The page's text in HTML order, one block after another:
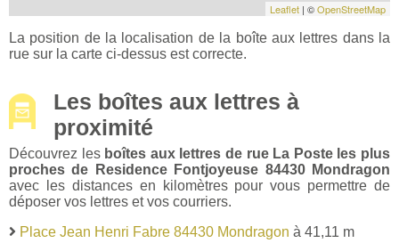
Leaflet | ©OpenStreetMap
La position de la localisation de la boîte aux lettres dans la
rue sur la carte ci-dessus est correcte.
Les boîtes aux lettres à
proximité
Découvrez les boîtes aux lettres de rue La Poste les plus
proches de Residence Fontjoyeuse 84430 Mondragon
avec les distances en kilomètres pour vous permettre de
déposer vos lettres et vos courriers.
Place Jean Henri Fabre 84430 Mondragon à 41,11 m